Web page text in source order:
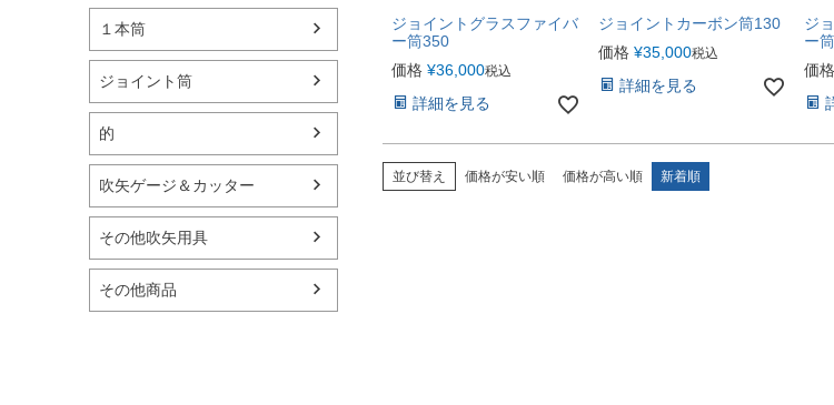
１本筒
ジョイント筒
的
吹矢ゲージ＆カッター
その他吹矢用具
その他商品
ジョイントグラスファイバ
ー筒350
価格 ¥36,000税込
詳細を見る
ジョイントカーボン筒130
価格 ¥35,000税込
詳細を見る
ジ
ー
価格
並び替え 価格が安い順 価格が高い順 新着順